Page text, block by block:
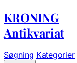
KRONING
Antikvariat
Søgning Kategorier